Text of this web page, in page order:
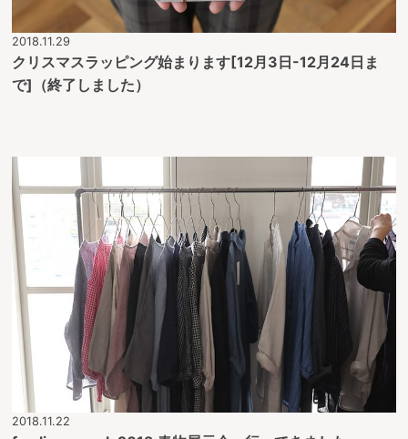
2018.11.29
クリスマスラッピング始まります[12月3日-12月24日ま
で]（終了しました）
2018.11.22